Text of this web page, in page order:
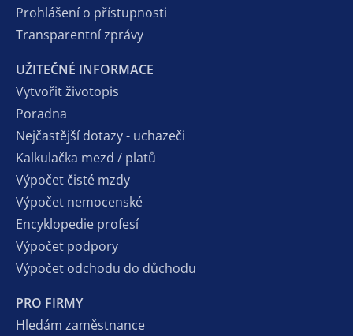
Prohlášení o přístupnosti
Transparentní zprávy
UŽITEČNÉ INFORMACE
Vytvořit životopis
Poradna
Nejčastější dotazy - uchazeči
Kalkulačka mezd / platů
Výpočet čisté mzdy
Výpočet nemocenské
Encyklopedie profesí
Výpočet podpory
Výpočet odchodu do důchodu
PRO FIRMY
Hledám zaměstnance